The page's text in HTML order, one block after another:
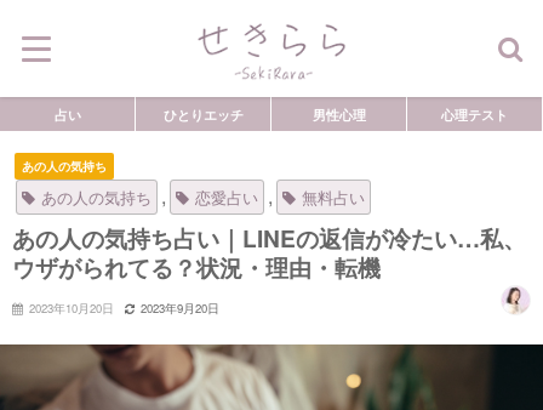
占い ひとりエッチ 男性心理 心理テスト
あの人の気持ち
あの人の気持ち , 恋愛占い , 無料占い
あの人の気持ち占い｜LINEの返信が冷たい…私、
ウザがられてる？状況・理由・転機
2023年10月20日 2023年9月20日